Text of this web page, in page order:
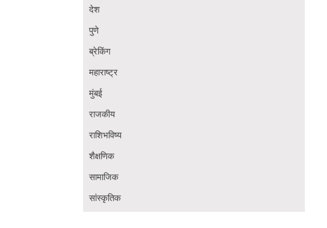
देश
पुणे
ब्रेकिंग
महाराष्ट्र
मुंबई
राजकीय
राशिभविष्य
शैक्षणिक
सामाजिक
सांस्कृतिक